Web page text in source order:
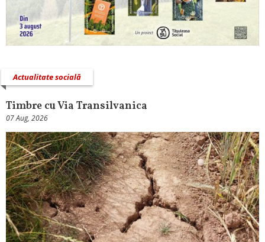
Actualitate socială
Timbre cu Via Transilvanica
07 Aug, 2026